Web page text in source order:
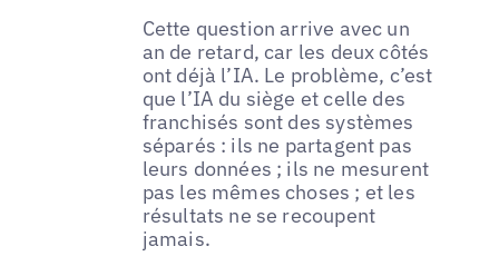
Cette question arrive avec un
an de retard, car les deux côtés
ont déjà l’IA. Le problème, c’est
que l’IA du siège et celle des
franchisés sont des systèmes
séparés : ils ne partagent pas
leurs données ; ils ne mesurent
pas les mêmes choses ; et les
résultats ne se recoupent
jamais.